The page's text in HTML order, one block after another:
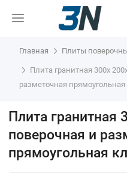
Главная Плиты
Плита гранитная 300х
разметочная прямоугольная
Плита гранитная
поверочная и
прямоугольная